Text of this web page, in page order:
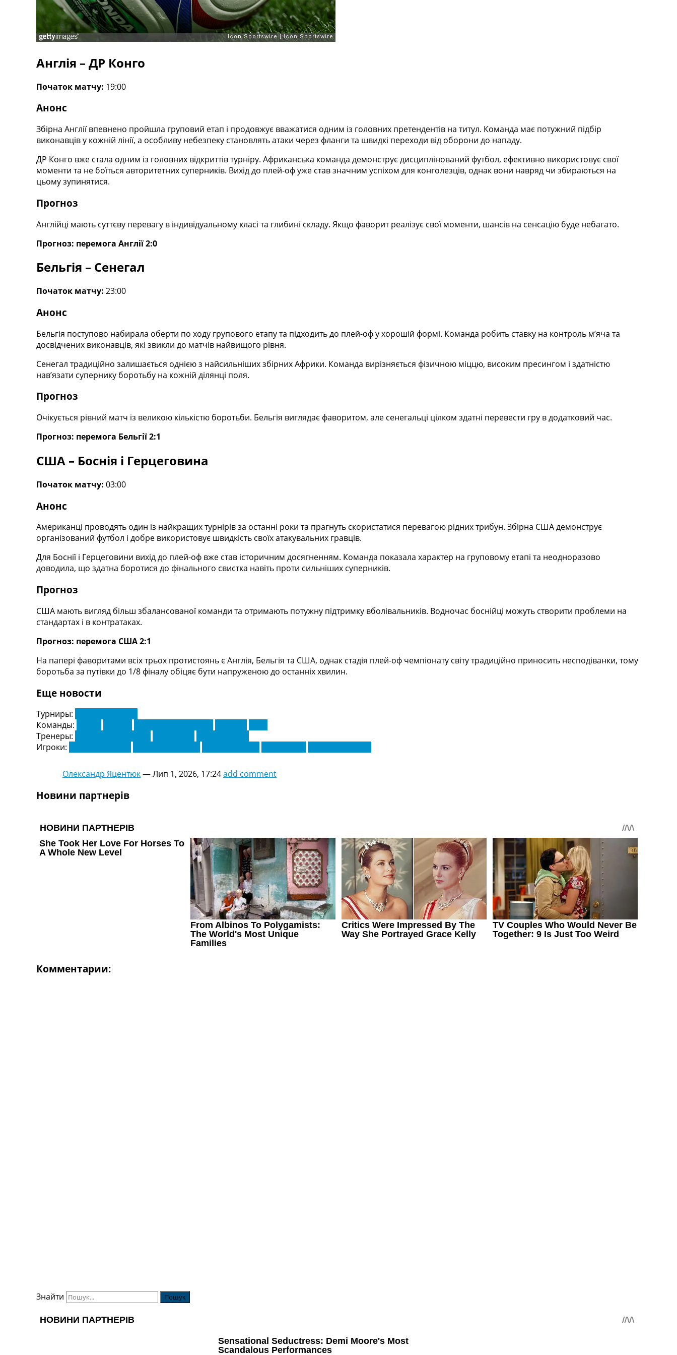
Телепрограма
RU
UA
Categories
Новини футболу
Футбольні трансфери
Останні коментарі
Конкурс прогнозів
Логін
Рейтінги
Правила
Турніри
Україна. Прем’єр-Ліга
Ліга Чемпіонів
Іспанія. Ла Ліга
Таблиці
Таблиця АПЛ
Таблиця Ла Ліги
Всі таблиці >>>
Рейтинги
Рейтинг клубів УЄФА
Рейтинг ФІФА
Телепрограма
Англія – ДР Конго
Початок матчу: 19:00
Анонс
Збірна Англії впевнено пройшла груповий етап і продовжує вважатися одним із головних претендентів на титул. Команда має потужний підбір
виконавців у кожній лінії, а особливу небезпеку становлять атаки через фланги та швидкі переходи від оборони до нападу.
ДР Конго вже стала одним із головних відкриттів турніру. Африканська команда демонструє дисциплінований футбол, ефективно використовує свої
моменти та не боїться авторитетних суперників. Вихід до плей-оф уже став значним успіхом для конголезців, однак вони навряд чи збираються на
цьому зупинятися.
Прогноз
Англійці мають суттєву перевагу в індивідуальному класі та глибині складу. Якщо фаворит реалізує свої моменти, шансів на сенсацію буде небагато.
Прогноз: перемога Англії 2:0
Бельгія – Сенегал
Початок матчу: 23:00
Анонс
Бельгія поступово набирала оберти по ходу групового етапу та підходить до плей-оф у хорошій формі. Команда робить ставку на контроль м’яча та
досвідчених виконавців, які звикли до матчів найвищого рівня.
Сенегал традиційно залишається однією з найсильніших збірних Африки. Команда вирізняється фізичною міццю, високим пресингом і здатністю
нав’язати супернику боротьбу на кожній ділянці поля.
Прогноз
Очікується рівний матч із великою кількістю боротьби. Бельгія виглядає фаворитом, але сенегальці цілком здатні перевести гру в додатковий час.
Прогноз: перемога Бельгії 2:1
США – Боснія і Герцеговина
Початок матчу: 03:00
Анонс
Американці проводять один із найкращих турнірів за останні роки та прагнуть скористатися перевагою рідних трибун. Збірна США демонструє
організований футбол і добре використовує швидкість своїх атакувальних гравців.
Для Боснії і Герцеговини вихід до плей-оф вже став історичним досягненням. Команда показала характер на груповому етапі та неодноразово
доводила, що здатна боротися до фінального свистка навіть проти сильніших суперників.
Прогноз
США мають вигляд більш збалансованої команди та отримають потужну підтримку вболівальників. Водночас боснійці можуть створити проблеми на
стандартах і в контратаках.
Прогноз: перемога США 2:1
На папері фаворитами всіх трьох протистоянь є Англія, Бельгія та США, однак стадія плей-оф чемпіонату світу традиційно приносить несподіванки, тому
боротьба за путівки до 1/8 фіналу обіцяє бути напруженою до останніх хвилин.
Еще новости
Турниры:
Команды:
Тренеры:
Игроки:
Олександр Яцентюк—Лип 1, 2026, 17:24add comment
Новини партнерів
Комментарии:
Знайти